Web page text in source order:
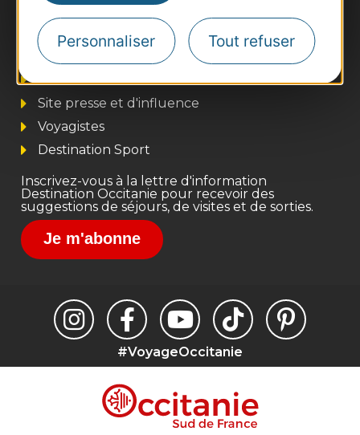
Personnaliser Tout refuser
Thermalisme
Business/Mice
Pros d'Occitanie
Site presse et d'influence
Voyagistes
Destination Sport
Inscrivez-vous à la lettre d'information
Destination Occitanie pour recevoir des
suggestions de séjours, de visites et de sorties.
Je m'abonne
#VoyageOccitanie